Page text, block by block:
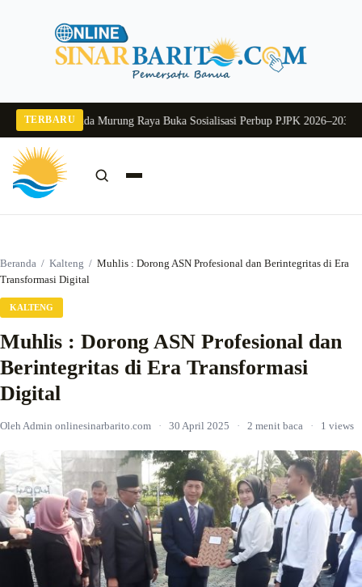
TERBARU
2026Pj Sekda Murung Raya Buka Sosialisasi Perbup PJPK 2026–2030
Beranda / Kalteng / Muhlis : Dorong ASN Profesional dan Berintegritas di Era
Transformasi Digital
KALTENG
Muhlis : Dorong ASN Profesional dan
Berintegritas di Era Transformasi
Digital
Oleh Admin onlinesinarbarito.com · 30 April 2025 · 2 menit baca · 1 views